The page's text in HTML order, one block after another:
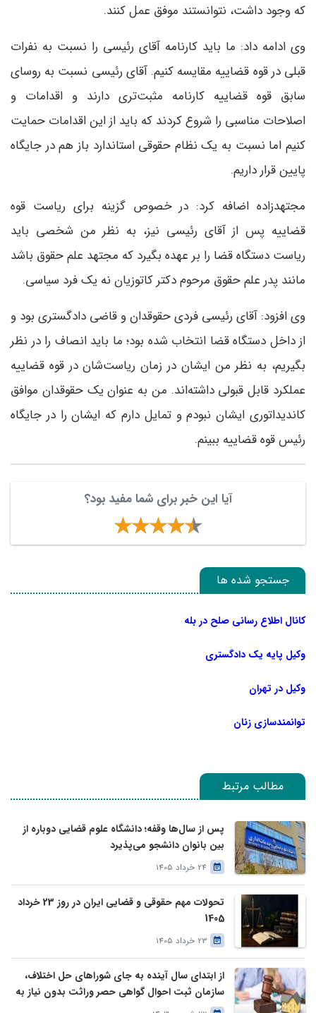
که وجود داشت، نتوانستند موفق عمل کنند.
وی ادامه داد: ما باید کارنامه آقای رئیسی را نسبت به نفرات
قبلی در قوه قضاییه مقایسه کنیم. آقای رئیسی نسبت به روسای
سابق قوه قضاییه کارنامه مثبت‌تری دارند و اقدامات و
اصلاحات مناسبی را شروع کردند که باید از این اقدامات حمایت
کنیم اما نسبت به یک نظام حقوقی استاندارد باز هم در جایگاه
پایین قرار داریم.
مجتهدزاده اضافه کرد: در خصوص گزینه برای ریاست قوه
قضاییه پس از آقای رئیسی نیز، به نظر من شخصی باید
ریاست دستگاه قضا را بر عهده بگیرد که مجتهد علم حقوق باشد
مانند پدر علم حقوق مرحوم دکتر کاتوزیان نه یک فرد سیاسی.
وی افزود: آقای رئیسی فردی حقوقدان و قاضی دادگستری بود و
از داخل دستگاه قضا انتخاب شده بود؛ ما باید انصاف را در نظر
بگیریم، به نظر من ایشان در زمان ریاست‌شان در قوه قضاییه
عملکرد قابل قبولی داشته‌اند. من به عنوان یک حقوقدان موافق
کاندیداتوری ایشان نبودم و تمایل دارم که ایشان را در جایگاه
رئیس قوه قضاییه ببینم.
آیا این خبر برای شما مفید بود؟
جستجو شده ها
کانال اطلاع رسانی صلح در بله
وکیل پایه یک دادگستری
وکیل در تهران
توانمندسازی زنان
مطالب مرتبط
پس از سال‌ها وقفه؛ دانشگاه علوم قضایی دوباره از
بین بانوان دانشجو می‌پذیرد
24 خرداد 1405
تحولات مهم حقوقی و قضایی ایران در روز 23 خرداد
1405
23 خرداد 1405
از ابتدای سال آینده به جای شوراهای حل اختلاف،
سازمان ثبت احوال گواهی حصر وراثت بدون نیاز به
درخواست وراث صادر خواهد کرد